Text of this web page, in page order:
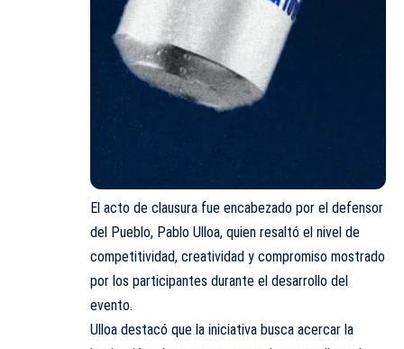
El acto de clausura fue encabezado por el defensor
del Pueblo, Pablo Ulloa, quien resaltó el nivel de
competitividad, creatividad y compromiso mostrado
por los participantes durante el desarrollo del
evento.
Ulloa destacó que la iniciativa busca acercar la